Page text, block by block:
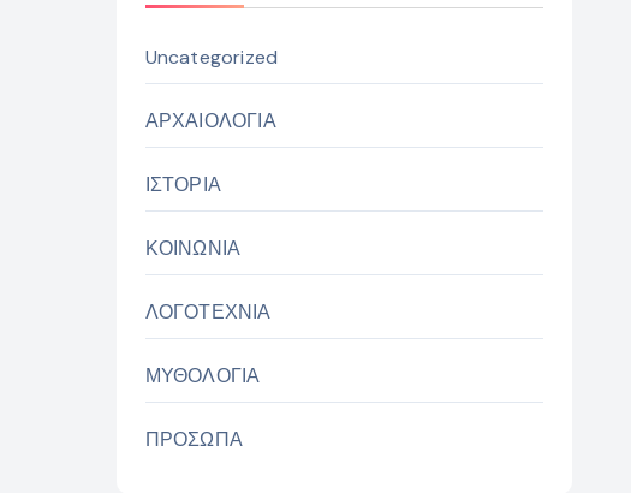
Uncategorized
ΑΡΧΑΙΟΛΟΓΙΑ
ΙΣΤΟΡΙΑ
ΚΟΙΝΩΝΙΑ
ΛΟΓΟΤΕΧΝΙΑ
ΜΥΘΟΛΟΓΙΑ
ΠΡΟΣΩΠΑ